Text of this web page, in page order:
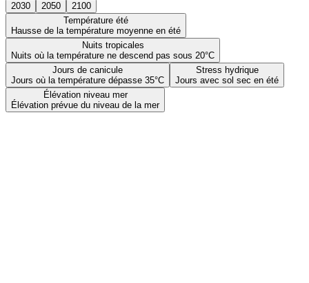
2030 2050
2100
Température été
Hausse de la température moyenne en été
Nuits tropicales
Nuits où la température ne descend pas sous 20°C
Jours de canicule
Jours où la température dépasse 35°C
Stress hydrique
Jours avec sol sec en été
Élévation niveau mer
Élévation prévue du niveau de la mer